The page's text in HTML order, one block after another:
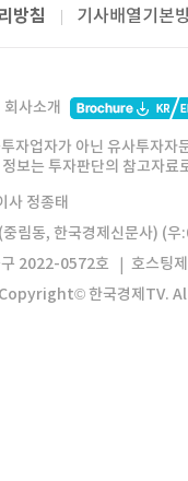
방침 기사배열기본
국경제신문 한국경제
국경제TV앱
회사소개
자업자가 아닌 유사투자
보는 투자판단의 참고자
사 정종태
림동, 한국경제신문사) (
구 2022-0572호
호스팅
Copyright© 한국경제TV.